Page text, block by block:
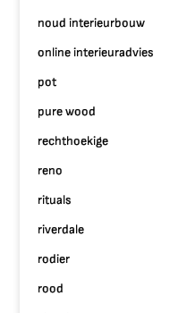
noud interieurbouw
online interieuradvies
pot
pure wood
rechthoekige
reno
rituals
riverdale
rodier
rood